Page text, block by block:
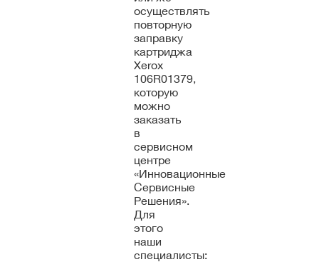
осуществлять
повторную
заправку
картриджа
Xerox
106R01379,
которую
можно
заказать
в
сервисном
центре
«Инновационные
Сервисные
Решения».
Для
этого
наши
специалисты: